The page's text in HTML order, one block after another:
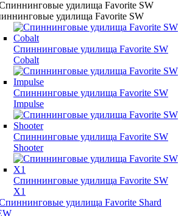
удилища Favorite SW
Спиннинговые удилища Favorite SW
Cobalt
Спиннинговые удилища Favorite SW
Impulse
Спиннинговые удилища Favorite SW
Shooter
Спиннинговые удилища Favorite SW
X1